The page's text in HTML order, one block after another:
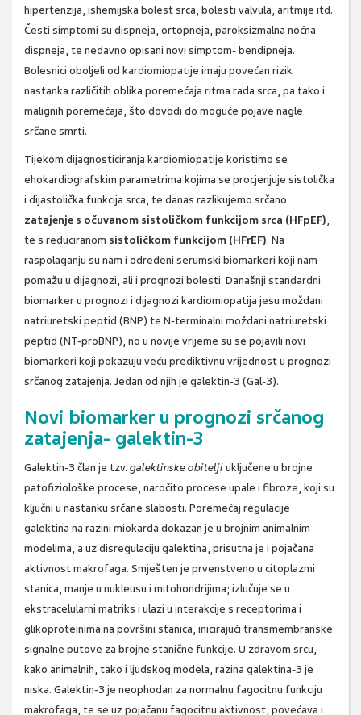
hipertenzija, ishemijska bolest srca, bolesti valvula, aritmije itd.
Česti simptomi su dispneja, ortopneja, paroksizmalna noćna
dispneja, te nedavno opisani novi simptom- bendipneja.
Bolesnici oboljeli od kardiomiopatije imaju povećan rizik
nastanka različitih oblika poremećaja ritma rada srca, pa tako i
malignih poremećaja, što dovodi do moguće pojave nagle
srčane smrti.
Tijekom dijagnosticiranja kardiomiopatije koristimo se
ehokardiografskim parametrima kojima se procjenjuje sistolička
i dijastolička funkcija srca, te danas razlikujemo srčano
zatajenje s očuvanom sistoličkom funkcijom srca (HFpEF),
te s reduciranom sistoličkom funkcijom (HFrEF). Na
raspolaganju su nam i određeni serumski biomarkeri koji nam
pomažu u dijagnozi, ali i prognozi bolesti. Današnji standardni
biomarker u prognozi i dijagnozi kardiomiopatija jesu moždani
natriuretski peptid (BNP) te N-terminalni moždani natriuretski
peptid (NT-proBNP), no u novije vrijeme su se pojavili novi
biomarkeri koji pokazuju veću prediktivnu vrijednost u prognozi
srčanog zatajenja. Jedan od njih je galektin-3 (Gal-3).
Novi biomarker u prognozi srčanog
zatajenja- galektin-3
Galektin-3 član je tzv. galektinske obiteljiuključene u brojne
patofiziološke procese, naročito procese upale i fibroze, koji su
ključni u nastanku srčane slabosti. Poremećaj regulacije
galektina na razini miokarda dokazan je u brojnim animalnim
modelima, a uz disregulaciju galektina, prisutna je i pojačana
aktivnost makrofaga. Smješten je prvenstveno u citoplazmi
stanica, manje u nukleusu i mitohondrijima; izlučuje se u
ekstracelularni matriks i ulazi u interakcije s receptorima i
glikoproteinima na površini stanica, inicirajući transmembranske
signalne putove za brojne stanične funkcije. U zdravom srcu,
kako animalnih, tako i ljudskog modela, razina galektina-3 je
niska. Galektin-3 je neophodan za normalnu fagocitnu funkciju
makrofaga, te se uz pojačanu fagocitnu aktivnost, povećava i